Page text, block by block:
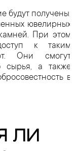
будут получены,
ювелирных
При этом
к таким
Они смогут
сырья, а также
в
ЛИ